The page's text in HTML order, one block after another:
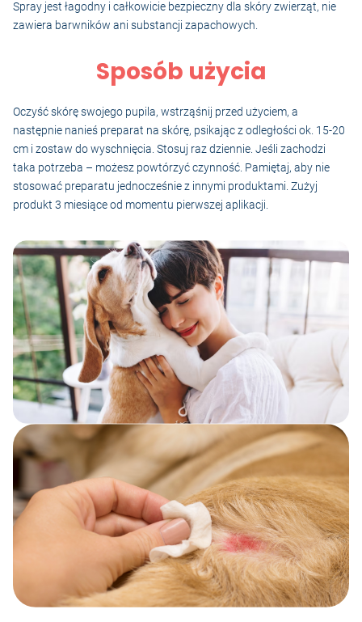
Spray jest łagodny i całkowicie bezpieczny dla skóry zwierząt, nie
zawiera barwników ani substancji zapachowych.
Sposób użycia
Oczyść skórę swojego pupila, wstrząśnij przed użyciem, a
następnie nanieś preparat na skórę, psikając z odległości ok. 15-20
cm i zostaw do wyschnięcia. Stosuj raz dziennie. Jeśli zachodzi
taka potrzeba – możesz powtórzyć czynność. Pamiętaj, aby nie
stosować preparatu jednocześnie z innymi produktami. Zużyj
produkt 3 miesiące od momentu pierwszej aplikacji.